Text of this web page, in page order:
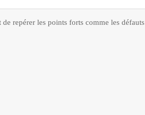
repérer les points forts comme les défauts